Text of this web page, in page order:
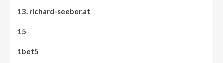
13. richard-seeber.at
15
1bet5